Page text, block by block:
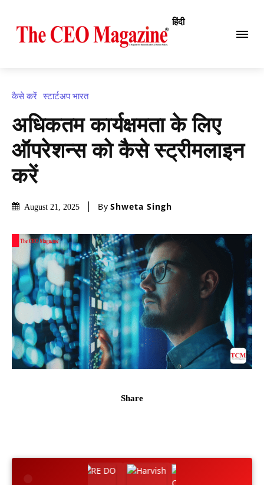
हिंदी
कैसे करें स्टार्टअप भारत
अधिकतम कार्यक्षमता के लिए
ऑपरेशन्स को कैसे स्ट्रीमलाइन
करें
August 21, 2025 By Shweta Singh
Share